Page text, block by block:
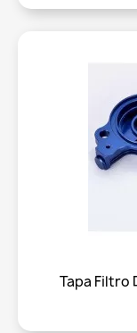
Tapa Filtro